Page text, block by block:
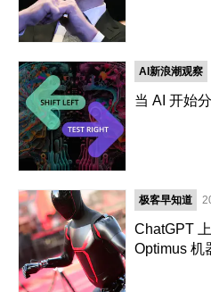
AI新浪潮观察
当 AI 开始
极客早知道
ChatGPT
Optimus 机